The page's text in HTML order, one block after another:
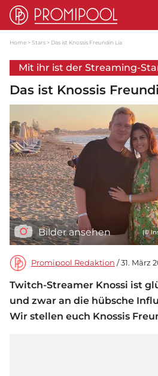
Home Stars Das ist Knossis Freundin Lia
Mit ihr ist der Streaming-
Das ist Knossis
Bilder ansehen (©
Promipool Redaktion / 31. März
Twitch-Streamer Knossi ist
und zwar an die hübsche
Wir stellen euch Knossis